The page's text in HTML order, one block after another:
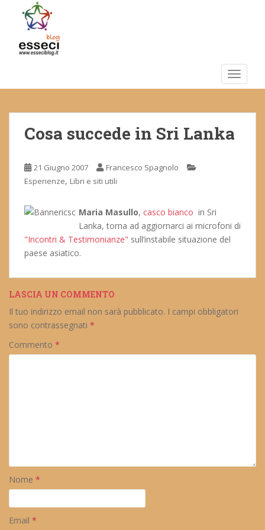
m
Cosa succede in Sri Lanka
21 Giugno 2007
Francesco Spagnolo
Esperienze, Libri e siti utili
Maria Masullo, casco bianco in Sri
Lanka, torna ad aggiornarci ai microfoni di
"Incontri & Testimonianze" sull’instabile situazione del
paese asiatico.
LASCIA UN COMMENTO
Il tuo indirizzo email non sarà pubblicato. I campi obbligatori
sono contrassegnati *
Commento *
Nome *
Email *